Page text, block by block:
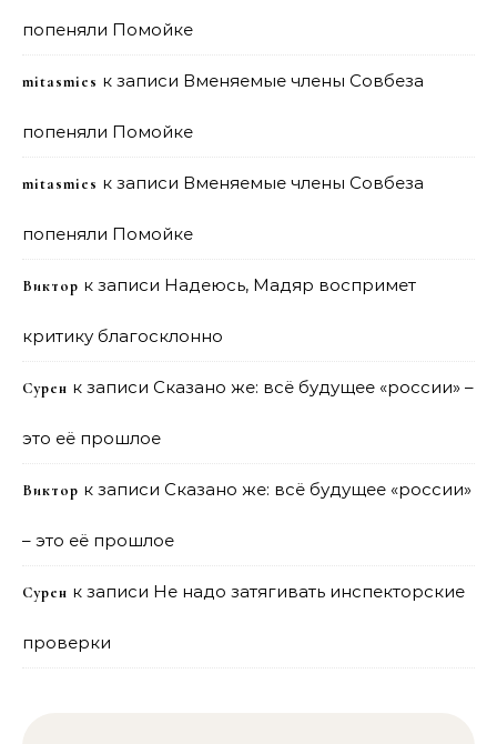
попеняли Помойке
mitasmies к записи Вменяемые члены Совбеза
попеняли Помойке
mitasmies к записи Вменяемые члены Совбеза
попеняли Помойке
Виктор к записи Надеюсь, Мадяр воспримет
критику благосклонно
Сурен к записи Сказано же: всё будущее «россии» –
это её прошлое
Виктор к записи Сказано же: всё будущее «россии»
– это её прошлое
Сурен к записи Не надо затягивать инспекторские
проверки